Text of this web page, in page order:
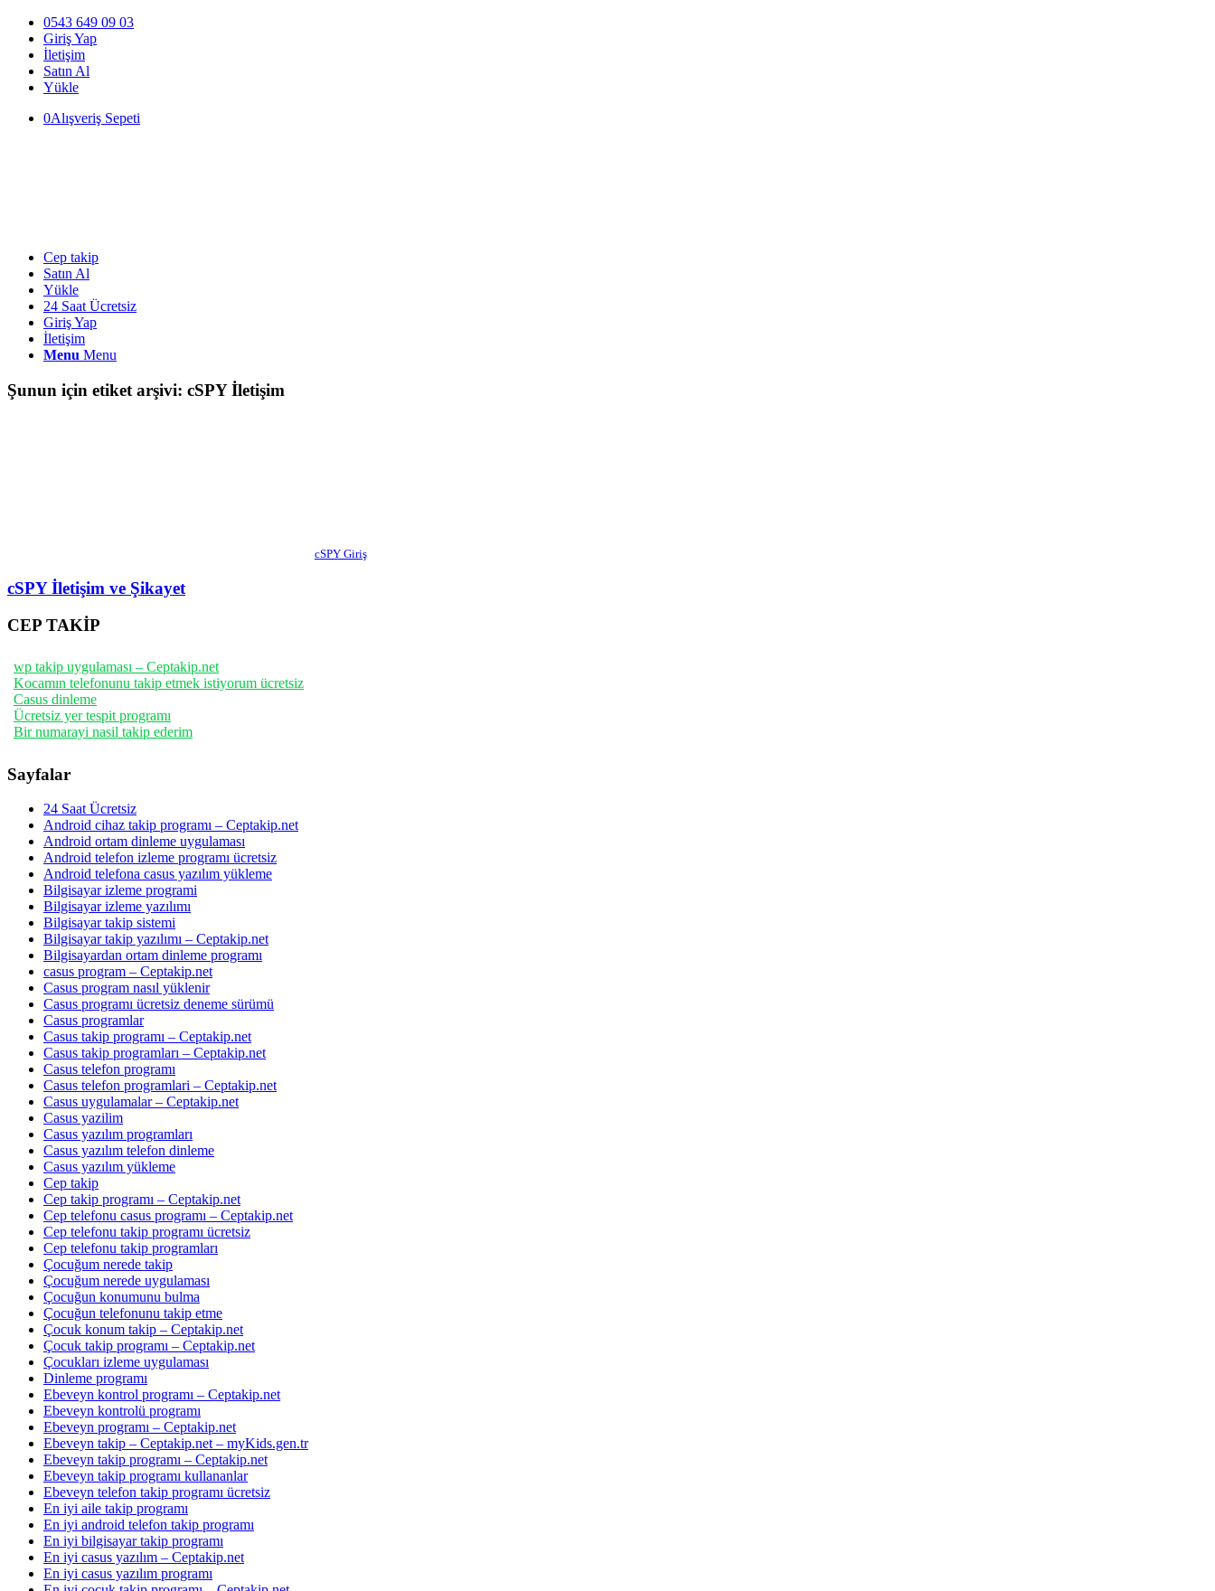
0543 649 09 03
Giriş Yap
İletişim
Satın Al
Yükle
0Alışveriş Sepeti
Cep takip
Satın Al
Yükle
24 Saat Ücretsiz
Giriş Yap
İletişim
Menu Menu
Şunun için etiket arşivi: cSPY İletişim
cSPY Giriş
cSPY İletişim ve Şikayet
CEP TAKİP
wp takip uygulaması – Ceptakip.net
Kocamın telefonunu takip etmek istiyorum ücretsiz
Casus dinleme
Ücretsiz yer tespit programı
Bir numarayi nasil takip ederim
Sayfalar
24 Saat Ücretsiz
Android cihaz takip programı – Ceptakip.net
Android ortam dinleme uygulaması
Android telefon izleme programı ücretsiz
Android telefona casus yazılım yükleme
Bilgisayar izleme programi
Bilgisayar izleme yazılımı
Bilgisayar takip sistemi
Bilgisayar takip yazılımı – Ceptakip.net
Bilgisayardan ortam dinleme programı
casus program – Ceptakip.net
Casus program nasıl yüklenir
Casus programı ücretsiz deneme sürümü
Casus programlar
Casus takip programı – Ceptakip.net
Casus takip programları – Ceptakip.net
Casus telefon programı
Casus telefon programlari – Ceptakip.net
Casus uygulamalar – Ceptakip.net
Casus yazilim
Casus yazılım programları
Casus yazılım telefon dinleme
Casus yazılım yükleme
Cep takip
Cep takip programı – Ceptakip.net
Cep telefonu casus programı – Ceptakip.net
Cep telefonu takip programı ücretsiz
Cep telefonu takip programları
Çocuğum nerede takip
Çocuğum nerede uygulaması
Çocuğun konumunu bulma
Çocuğun telefonunu takip etme
Çocuk konum takip – Ceptakip.net
Çocuk takip programı – Ceptakip.net
Çocukları izleme uygulaması
Dinleme programı
Ebeveyn kontrol programı – Ceptakip.net
Ebeveyn kontrolü programı
Ebeveyn programı – Ceptakip.net
Ebeveyn takip – Ceptakip.net – myKids.gen.tr
Ebeveyn takip programı – Ceptakip.net
Ebeveyn takip programı kullananlar
Ebeveyn telefon takip programı ücretsiz
En iyi aile takip programı
En iyi android telefon takip programı
En iyi bilgisayar takip programı
En iyi casus yazılım – Ceptakip.net
En iyi casus yazılım programı